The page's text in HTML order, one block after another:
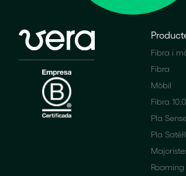
Fibra i
Fibra
Mòbil
Fibra
Pla
Pla
Roaming